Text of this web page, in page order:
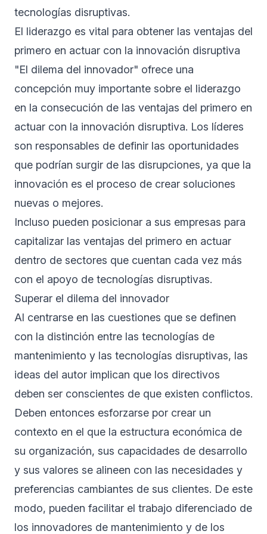
tecnologías disruptivas.
El liderazgo es vital para obtener las ventajas del
primero en actuar con la innovación disruptiva
"El dilema del innovador" ofrece una
concepción muy importante sobre el liderazgo
en la consecución de las ventajas del primero en
actuar con la innovación disruptiva. Los líderes
son responsables de definir las oportunidades
que podrían surgir de las disrupciones, ya que la
innovación es el proceso de crear soluciones
nuevas o mejores.
Incluso pueden posicionar a sus empresas para
capitalizar las ventajas del primero en actuar
dentro de sectores que cuentan cada vez más
con el apoyo de tecnologías disruptivas.
Superar el dilema del innovador
Al centrarse en las cuestiones que se definen
con la distinción entre las tecnologías de
mantenimiento y las tecnologías disruptivas, las
ideas del autor implican que los directivos
deben ser conscientes de que existen conflictos.
Deben entonces esforzarse por crear un
contexto en el que la estructura económica de
su organización, sus capacidades de desarrollo
y sus valores se alineen con las necesidades y
preferencias cambiantes de sus clientes. De este
modo, pueden facilitar el trabajo diferenciado de
los innovadores de mantenimiento y de los